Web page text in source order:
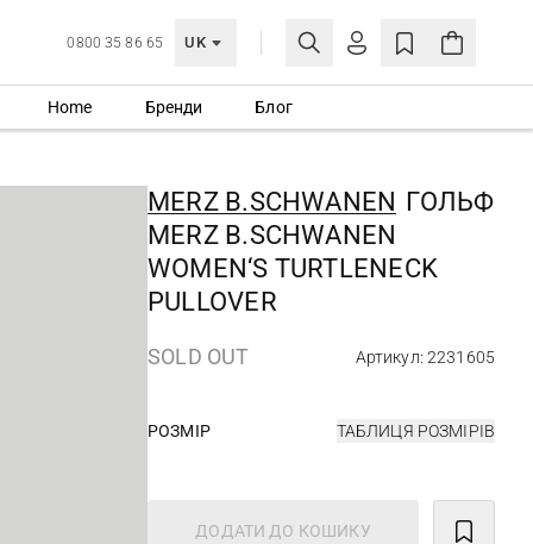
0800 35 86 65 UK
МОЯ ОБЛІКІВКА
Ще не зареєстровані?
СТВОРИТИ ОБЛІКІВКУ
Home Бренди Блог
MERZ B.SCHWANEN ГОЛЬФ
MERZ B.SCHWANEN
WOMEN‘S TURTLENECK
PULLOVER
SOLD OUT Артикул: 2231605
РОЗМІР ТАБЛИЦЯ РОЗМІРІВ
ДОДАТИ ДО КОШИКУ